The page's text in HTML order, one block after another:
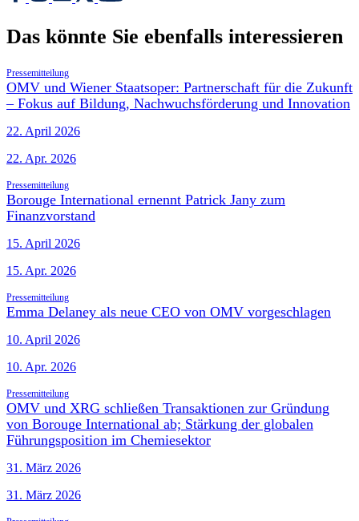
Das könnte Sie ebenfalls interessieren
Pressemitteilung
OMV und Wiener Staatsoper: Partnerschaft für die Zukunft
– Fokus auf Bildung, Nachwuchsförderung und Innovation
22. April 2026
22. Apr. 2026
Pressemitteilung
Borouge International ernennt Patrick Jany zum
Finanzvorstand
15. April 2026
15. Apr. 2026
Pressemitteilung
Emma Delaney als neue CEO von OMV vorgeschlagen
10. April 2026
10. Apr. 2026
Pressemitteilung
OMV und XRG schließen Transaktionen zur Gründung
von Borouge International ab; Stärkung der globalen
Führungsposition im Chemiesektor
31. März 2026
31. März 2026